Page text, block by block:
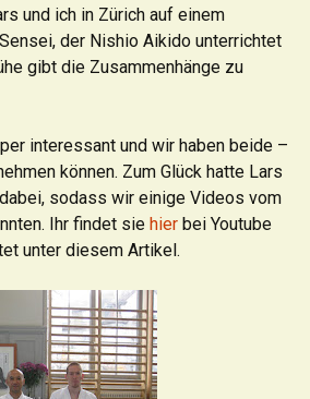
und ich in Zürich auf einem
der Nishio Aikido unterrichtet
gibt die Zusammenhänge zu
interessant und wir haben beide –
können. Zum Glück hatte Lars
sodass wir einige Videos vom
Ihr findet sie hier bei Youtube
unter diesem Artikel.